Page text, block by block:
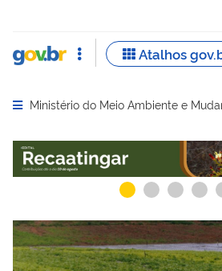
Abrir menu principal de
Ministério do Meio Ambiente e
Serviços recomendados para você